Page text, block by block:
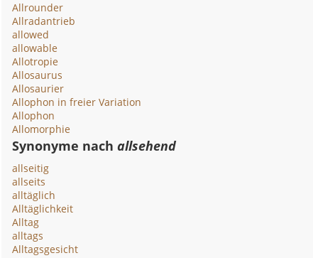
Allrounder
Allradantrieb
allowed
allowable
Allotropie
Allosaurus
Allosaurier
Allophon in freier Variation
Allophon
Allomorphie
Synonyme nachallsehend
allseitig
allseits
alltäglich
Alltäglichkeit
Alltag
alltags
Alltagsgesicht